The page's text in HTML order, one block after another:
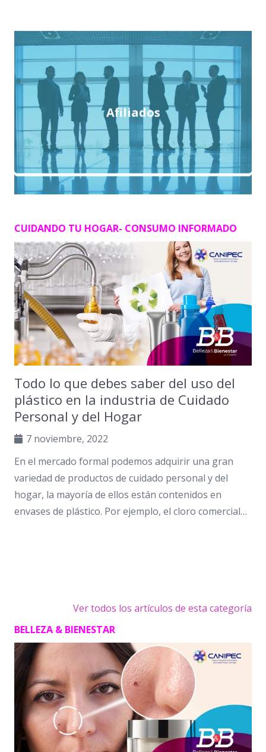
Afiliados
CUIDANDO TU HOGAR- CONSUMO INFORMADO
Todo lo que debes saber del uso del
plástico en la industria de Cuidado
Personal y del Hogar
7 noviembre, 2022
En el mercado formal podemos adquirir una gran
variedad de productos de cuidado personal y del
hogar, la mayoría de ellos están contenidos en
envases de plástico. Por ejemplo, el cloro comercial…
Ver todos los artículos de esta categoría
BELLEZA & BIENESTAR